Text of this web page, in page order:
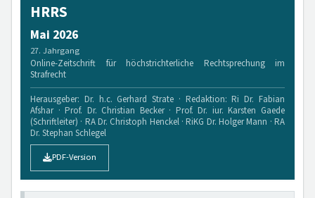
HRRS
Mai 2026
27. Jahrgang
Online-Zeitschrift für höchstrichterliche Rechtsprechung im
Strafrecht
Herausgeber: Dr. h.c. Gerhard Strate · Redaktion: Ri Dr. Fabian
Afshar · Prof. Dr. Christian Becker · Prof. Dr. iur. Karsten Gaede
(Schriftleiter) · RA Dr. Christoph Henckel · RiKG Dr. Holger Mann · RA
Dr. Stephan Schlegel
PDF-Version